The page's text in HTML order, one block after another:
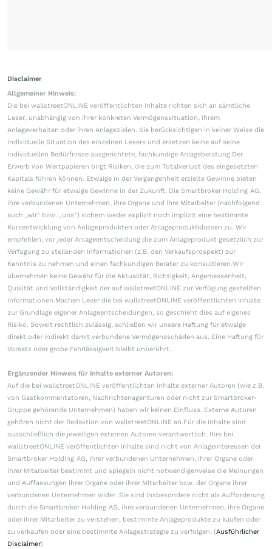
Disclaimer
Allgemeiner Hinweis:
Die bei wallstreetONLINE veröffentlichten Inhalte richten sich an sämtliche
Leser, unabhängig von ihrer konkreten Vermögenssituation, ihrem
Anlageverhalten oder ihren Anlagezielen. Sie berücksichtigen in keiner Weise die
individuelle Situation des einzelnen Lesers und ersetzen keine auf seine
individuellen Bedürfnisse ausgerichtete, fachkundige Anlageberatung.Der
Erwerb von Wertpapieren birgt Risiken, die zum Totalverlust des eingesetzten
Kapitals führen können. Etwaige in der Vergangenheit erzielte Gewinne bieten
keine Gewähr für etwaige Gewinne in der Zukunft. Die Smartbroker Holding AG,
ihre verbundenen Unternehmen, ihre Organe und ihre Mitarbeiter (nachfolgend
auch „wir“ bzw. „uns“) sichern weder explizit noch implizit eine bestimmte
Kursentwicklung von Anlageprodukten oder Anlageproduktklassen zu. Wir
empfehlen, vor jeder Anlageentscheidung die zum Anlageprodukt gesetzlich zur
Verfügung zu stellenden Informationen (z.B. den Verkaufsprospekt) zur
Kenntnis zu nehmen und einen fachkundigen Berater zu konsultieren.Wir
übernehmen keine Gewähr für die Aktualität, Richtigkeit, Angemessenheit,
Qualität und Vollständigkeit der auf wallstreetONLINE zur Verfügung gestellten
Informationen.Machen Leser die bei wallstreetONLINE veröffentlichten Inhalte
zur Grundlage eigener Anlageentscheidungen, so geschieht dies auf eigenes
Risiko. Soweit rechtlich zulässig, schließen wir unsere Haftung für etwaige
direkt oder indirekt damit verbundene Vermögensschäden aus. Eine Haftung für
Vorsatz oder grobe Fahrlässigkeit bleibt unberührt.
Ergänzender Hinweis für Inhalte externer Autoren:
Auf die bei wallstreetONLINE veröffentlichten Inhalte externer Autoren (wie z.B.
von Gastkommentatoren, Nachrichtenagenturen oder nicht zur Smartbroker-
Gruppe gehörende Unternehmen) haben wir keinen Einfluss. Externe Autoren
gehören nicht der Redaktion von wallstreetONLINE an.Für die Inhalte sind
ausschließlich die jeweiligen externen Autoren verantwortlich. Ihre bei
wallstreetONLINE veröffentlichten Inhalte sind nicht von Anlageinteressen der
Smartbroker Holding AG, ihrer verbundenen Unternehmen, ihrer Organe oder
ihrer Mitarbeiter bestimmt und spiegeln nicht notwendigerweise die Meinungen
und Auffassungen ihrer Organe oder ihrer Mitarbeiter bzw. der Organe ihrer
verbundenen Unternehmen wider. Sie sind insbesondere nicht als Aufforderung
durch die Smartbroker Holding AG, ihre verbundenen Unternehmen, ihre Organe
oder ihrer Mitarbeiter zu verstehen, bestimmte Anlageprodukte zu kaufen oder
zu verkaufen oder eine bestimmte Anlagestrategie zu verfolgen. (Ausführlicher
Disclaimer)